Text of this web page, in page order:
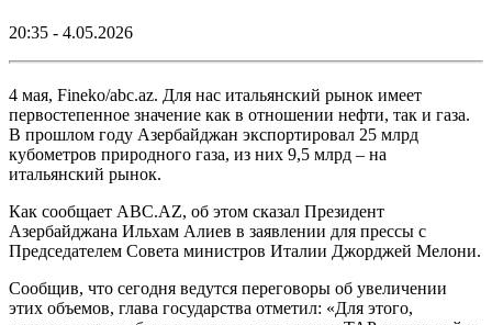
20:35 - 4.05.2026
4 мая, Fineko/abc.az. Для нас итальянский рынок имеет
первостепенное значение как в отношении нефти, так и газа.
В прошлом году Азербайджан экспортировал 25 млрд
кубометров природного газа, из них 9,5 млрд – на
итальянский рынок.
Как сообщает ABC.AZ, об этом сказал Президент
Азербайджана Ильхам Алиев в заявлении для прессы с
Председателем Совета министров Италии Джорджей Мелони.
Сообщив, что сегодня ведутся переговоры об увеличении
этих объемов, глава государства отметил: «Для этого,